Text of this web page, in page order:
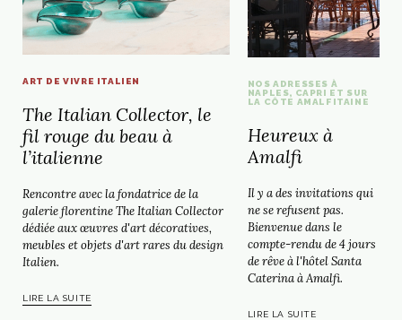
ART DE VIVRE ITALIEN
The Italian Collector, le
fil rouge du beau à
l’italienne
Rencontre avec la fondatrice de la
galerie florentine The Italian Collector
dédiée aux œuvres d'art décoratives,
meubles et objets d'art rares du design
Italien.
LIRE LA SUITE
NOS ADRESSES À
NAPLES, CAPRI ET SUR
LA CÔTE AMALFITAINE
Heureux à
Amalfi
Il y a des invitations qui
ne se refusent pas.
Bienvenue dans le
compte-rendu de 4 jours
de rêve à l'hôtel Santa
Caterina à Amalfi.
LIRE LA SUITE